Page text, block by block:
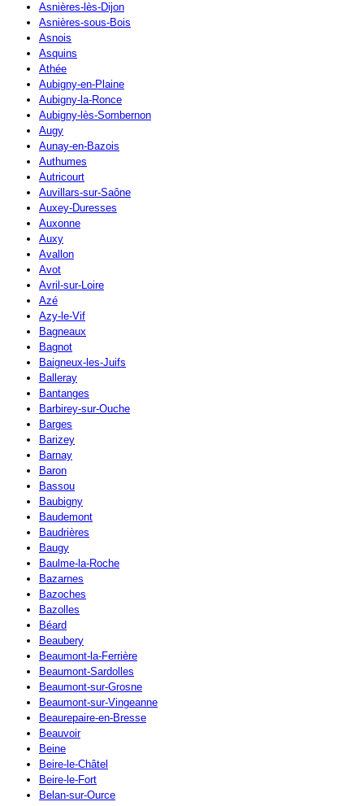
Asnières-lès-Dijon
Asnières-sous-Bois
Asnois
Asquins
Athée
Aubigny-en-Plaine
Aubigny-la-Ronce
Aubigny-lès-Sombernon
Augy
Aunay-en-Bazois
Authumes
Autricourt
Auvillars-sur-Saône
Auxey-Duresses
Auxonne
Auxy
Avallon
Avot
Avril-sur-Loire
Azé
Azy-le-Vif
Bagneaux
Bagnot
Baigneux-les-Juifs
Balleray
Bantanges
Barbirey-sur-Ouche
Barges
Barizey
Barnay
Baron
Bassou
Baubigny
Baudemont
Baudrières
Baugy
Baulme-la-Roche
Bazarnes
Bazoches
Bazolles
Béard
Beaubery
Beaumont-la-Ferrière
Beaumont-Sardolles
Beaumont-sur-Grosne
Beaumont-sur-Vingeanne
Beaurepaire-en-Bresse
Beauvoir
Beine
Beire-le-Châtel
Beire-le-Fort
Belan-sur-Ource